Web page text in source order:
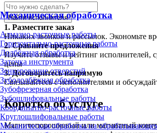
Механическая обработка
Алмазно-расточные работы
Горизонтально-расточные работы
Долбёжная обработка
Заточка инструмента
Зенкерование отверстий
Зубодолбёжная обработка
Зубофрезерная обработка
Зубошлифовальные работы
Координатно-расточные работы
Круглошлифовальные работы
Механическая обработка на
Найти исполнителя
1. Разместите заказ
Никаких звонков и рассылок. Экономьте
2.Сравните предложения
Изучите отзывы и рейтинг исполнителей,
цены
3.Договоритесь напрямую
Связывайтесь с исполнителями и
Коротко об услуге
Магнитопорошковый или магнитный